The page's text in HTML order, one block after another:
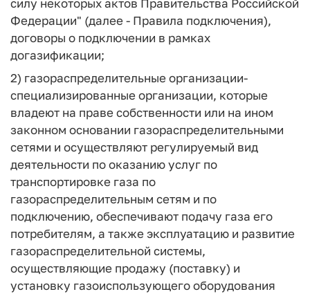
силу некоторых актов Правительства Российской
Федерации" (далее - Правила подключения),
договоры о подключении в рамках
догазификации;
2) газораспределительные организации-
специализированные организации, которые
владеют на праве собственности или на ином
законном основании газораспределительными
сетями и осуществляют регулируемый вид
деятельности по оказанию услуг по
транспортировке газа по
газораспределительным сетям и по
подключению, обеспечивают подачу газа его
потребителям, а также эксплуатацию и развитие
газораспределительной системы,
осуществляющие продажу (поставку) и
установку газоиспользующего оборудования